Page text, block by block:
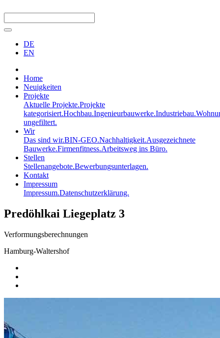
DE
EN
Home
Neuigkeiten
Projekte
Aktuelle Projekte.Projekte
kategorisiert.Hochbau.Ingenieurbauwerke.Industriebau.
ungefiltert.
Wir
Das sind wir.BIN-GEO.Nachhaltigkeit.Ausgezeichnete
Bauwerke.Firmenfitness.Arbeitsweg ins Büro.
Stellen
Stellenangebote.Bewerbungsunterlagen.
Kontakt
Impressum
Impressum.Datenschutzerklärung.
Predöhlkai Liegeplatz 3
Verformungsberechnungen
Hamburg-Waltershof